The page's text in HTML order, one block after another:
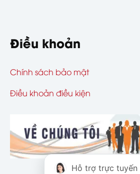
Điều khoản
Chính sách bảo mật
Điều khoản điều kiện
Hỗ trợ trực tuyến